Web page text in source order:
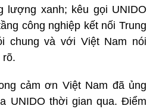
lượng xanh; kêu gọi UNIDO
công nghiệp kết nối Trung
chung và với Việt Nam nói
rõ.
cảm ơn Việt Nam đã ủng
UNIDO thời gian qua. Điểm